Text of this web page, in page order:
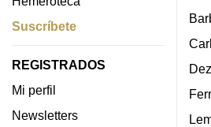
Suscríbete
REGISTRADOS
Mi perfil
Newsletters